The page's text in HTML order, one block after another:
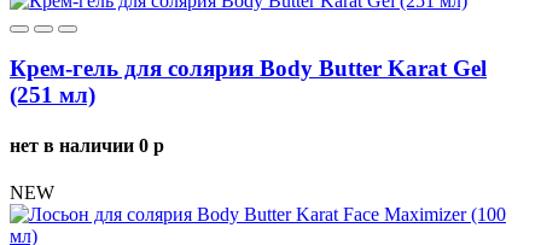
Крем-гель для солярия Body Butter Karat Gel
(251 мл)
нет в наличии 0 p
NEW